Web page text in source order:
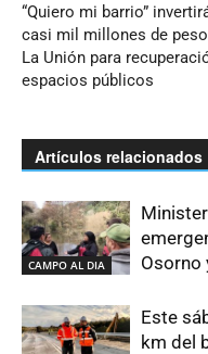
“Quiero mi barrio”
casi mil millones de
La Unión para
espacios públicos
Artículos relacionados
CAMPO AL DIA
Osorno
Este
km del